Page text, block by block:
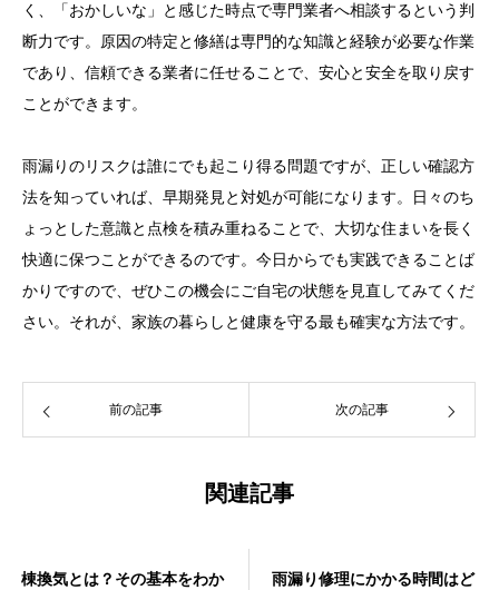
く、「おかしいな」と感じた時点で専門業者へ相談するという判
断力です。原因の特定と修繕は専門的な知識と経験が必要な作業
であり、信頼できる業者に任せることで、安心と安全を取り戻す
ことができます。
雨漏りのリスクは誰にでも起こり得る問題ですが、正しい確認方
法を知っていれば、早期発見と対処が可能になります。日々のち
ょっとした意識と点検を積み重ねることで、大切な住まいを長く
快適に保つことができるのです。今日からでも実践できることば
かりですので、ぜひこの機会にご自宅の状態を見直してみてくだ
さい。それが、家族の暮らしと健康を守る最も確実な方法です。
前の記事 次の記事
関連記事
棟換気とは？その基本をわか
雨漏り修理にかかる時間はど